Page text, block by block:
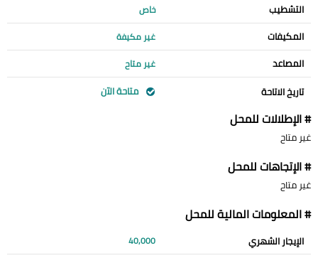
التشطيب خاص
المكيفات غير مكيفة
المصاعد غير متاح
تاريخ الاتاحة متاحة الآن
# الإطلالات للمحل
غير متاح
# الإتجاهات للمحل
غير متاح
# المعلومات المالية للمحل
الإيجار الشهري 40,000